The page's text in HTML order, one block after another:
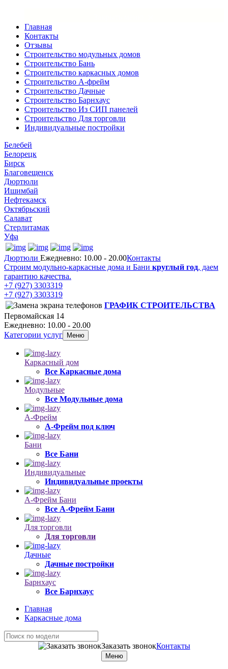
Главная
Контакты
Отзывы
Строительство модульных домов
Строительство Бань
Строительство каркасных домов
Строительство А-фрейм
Строительство Дачные
Строительство Барнхаус
Строительство Из СИП панелей
Строительство Для торговли
Индивидуальные постройки
Белебей
Белорецк
Бирск
Благовещенск
Дюртюли
Ишимбай
Нефтекамск
Октябрьский
Салават
Стерлитамак
Уфа
Дюртюли Ежедневно: 10.00 - 20.00Контакты
Строим модульно-каркасные дома и Бани круглый год, даем
гарантию качества.
+7 (927) 3303319
+7 (927) 3303319
ГРАФИК СТРОИТЕЛЬСТВА
Первомайская 14
Ежедневно: 10.00 - 20.00
Категории услуг
Меню
Каркасный дом
Все Каркасные дома
Модульные
Все Модульные дома
А-Фрейм
А-Фрейм под ключ
Бани
Все Бани
Индивидуальные
Индивидуальные проекты
А-Фрейм Бани
Все А-Фрейм Бани
Для торговли
Для торговли
Дачные
Дачные постройки
Барнхаус
Все Барнхаус
Главная
Каркасные дома
Заказать звонокКонтакты
Меню